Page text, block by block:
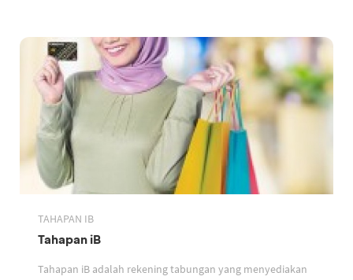
TAHAPAN IB
Tahapan iB
Tahapan iB adalah rekening tabungan yang menyediakan